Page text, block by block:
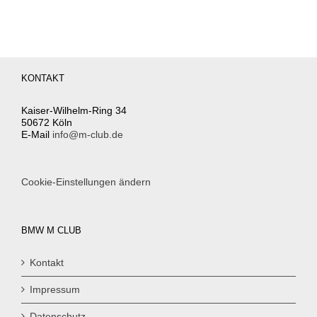
KONTAKT
Kaiser-Wilhelm-Ring 34
50672 Köln
E-Mail info@m-club.de
Cookie-Einstellungen ändern
BMW M CLUB
Kontakt
Impressum